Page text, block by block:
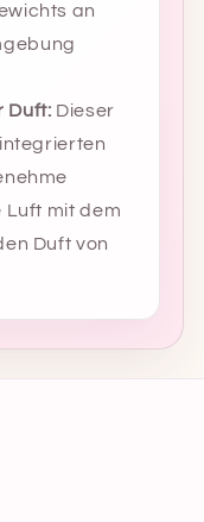
an
Duft: Dieser
Luft mit dem
Duft von